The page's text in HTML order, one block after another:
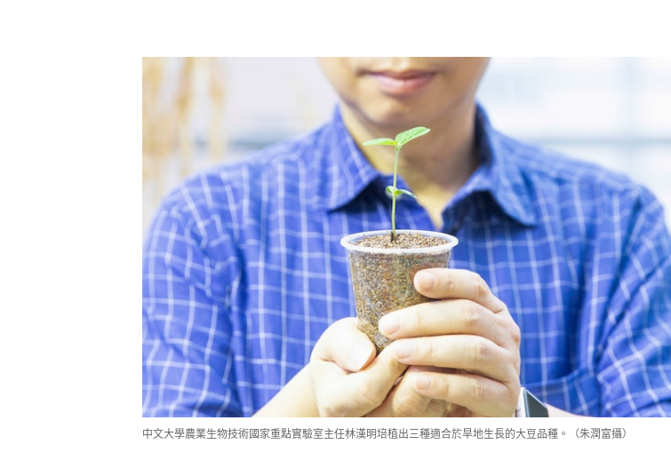
中文大學農業生物技術國家重點實驗室主任林漢明培植出三種適合於旱地生長的大豆品種。（朱潤富攝）